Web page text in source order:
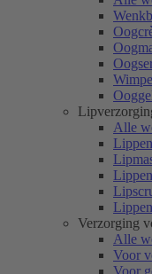
Alle
Verzorging
Alle
Voor
Voor